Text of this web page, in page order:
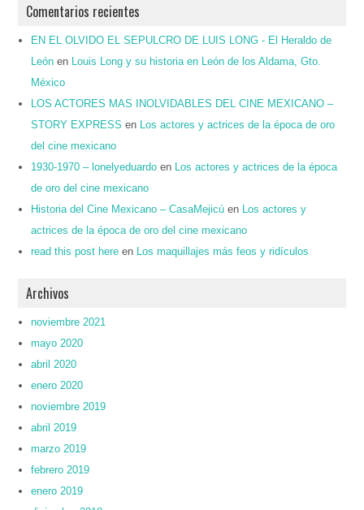
Comentarios recientes
EN EL OLVIDO EL SEPULCRO DE LUIS LONG - El Heraldo de
León en
Louis Long y su historia en León de los Aldama, Gto.
México
LOS ACTORES MAS INOLVIDABLES DEL CINE MEXICANO –
STORY EXPRESS en
Los actores y actrices de la época de oro
del cine mexicano
1930-1970 – lonelyeduardo en
Los actores y actrices de la época
de oro del cine mexicano
Historia del Cine Mexicano – CasaMejicú en
Los actores y
actrices de la época de oro del cine mexicano
read this post here en Los maquillajes más feos y ridículos
Archivos
noviembre 2021
mayo 2020
abril 2020
enero 2020
noviembre 2019
abril 2019
marzo 2019
febrero 2019
enero 2019